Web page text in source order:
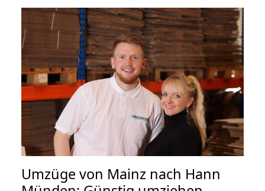
Umzüge von Mainz nach Hann